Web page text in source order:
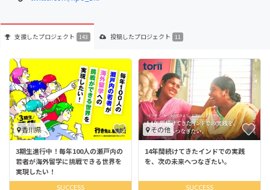
支援したプロジェクト 143 投稿したプロジェクト 11
香川県
3期生進行中！毎年100人の瀬戸内の
若者が海外留学に挑戦できる世界を
実現したい！
SUCCESS
その他
14年間続けてきたインドでの実践
を、次の未来へつなぎたい。
SUCCESS